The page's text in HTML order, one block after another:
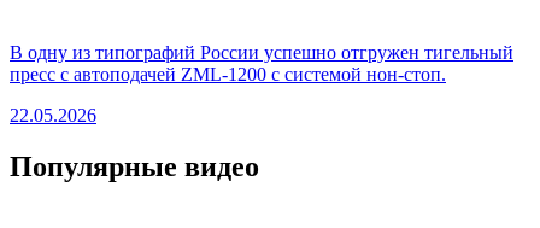
В одну из типографий России успешно отгружен тигельный
пресс с автоподачей ZML-1200 с системой нон-стоп.
22.05.2026
Популярные видео